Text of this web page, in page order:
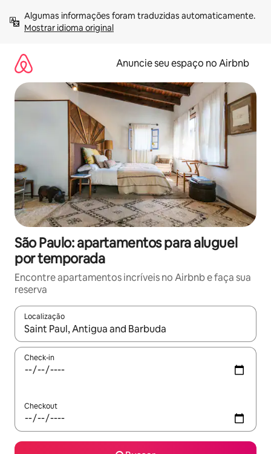
para
Mostrar idioma original
Anuncie seu espaço no Airbnb
São Paulo: apartamentos para aluguel
por temporada
Encontre apartamentos incríveis no Airbnb e faça sua
reserva
Localização
Quando os resultados estiverem disponíveis, explore-os
Check-in
Checkout